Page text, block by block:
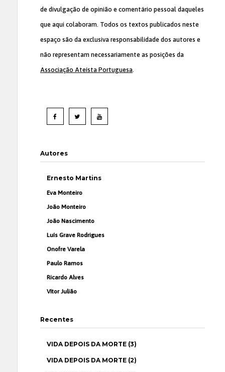
de divulgação de opinião e comentário pessoal daqueles
que aqui colaboram. Todos os textos publicados neste
espaço são da exclusiva responsabilidade dos autores e
não representam necessariamente as posições da
Associação Ateísta Portuguesa.
Autores
Ernesto Martins
Eva Monteiro
João Monteiro
João Nascimento
Luís Grave Rodrigues
Onofre Varela
Paulo Ramos
Ricardo Alves
Vítor Julião
Recentes
VIDA DEPOIS DA MORTE (3)
VIDA DEPOIS DA MORTE (2)